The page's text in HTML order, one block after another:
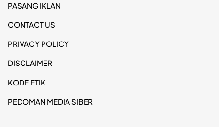
PASANG IKLAN
CONTACT US
PRIVACY POLICY
DISCLAIMER
KODE ETIK
PEDOMAN MEDIA SIBER